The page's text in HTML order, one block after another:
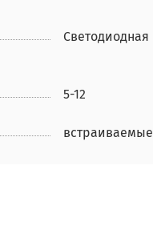
Светодиодная
5-12
встраиваемые